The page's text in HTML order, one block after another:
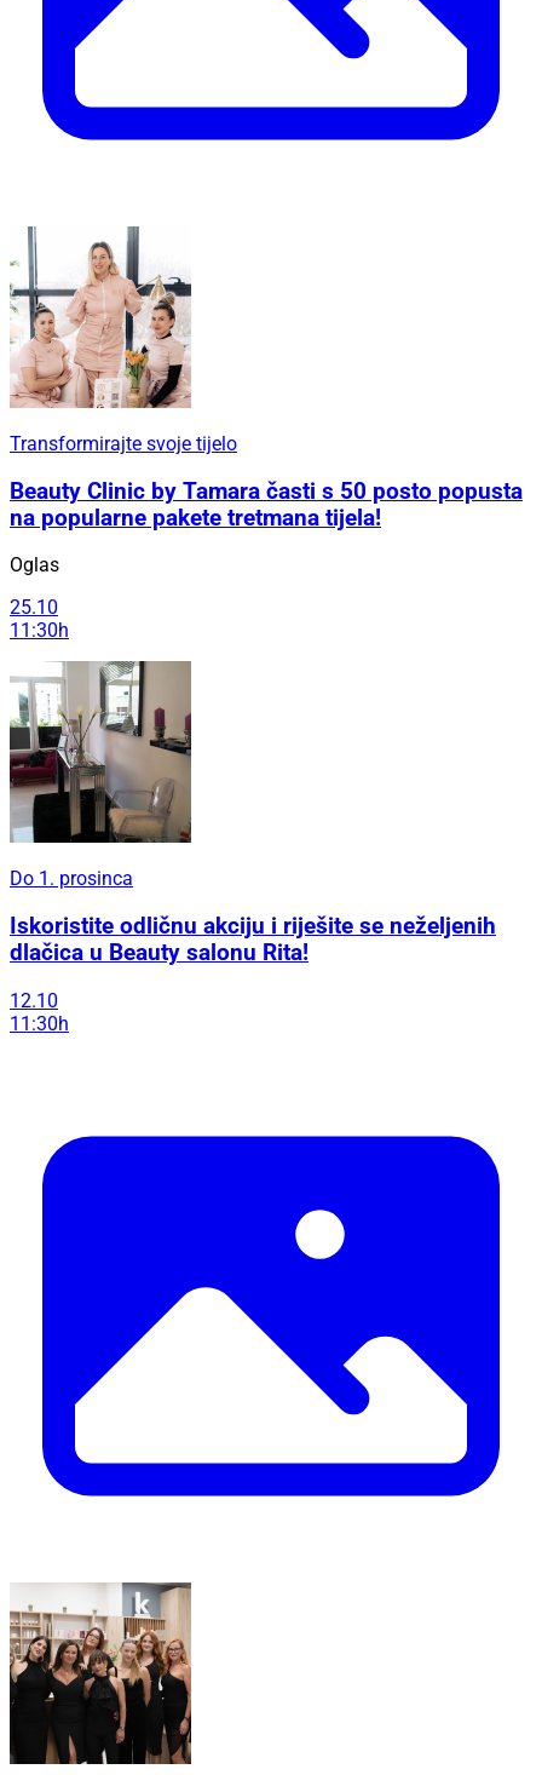
Transformirajte svoje tijelo
Beauty Clinic by Tamara časti s 50 posto popusta
na popularne pakete tretmana tijela!
Oglas
25.10
11:30h
Do 1. prosinca
Iskoristite odličnu akciju i riješite se neželjenih
dlačica u Beauty salonu Rita!
12.10
11:30h